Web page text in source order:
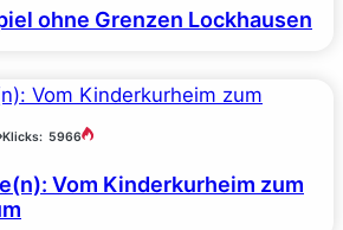
ohne Grenzen Lockhausen
Klicks: 5966
Vom Kinderkurheim zum